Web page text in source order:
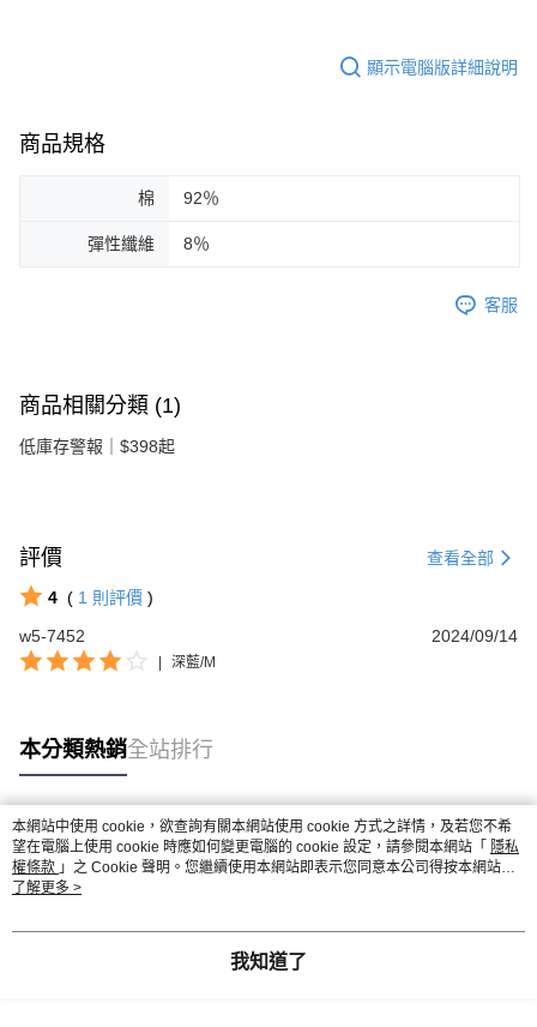
顯示電腦版詳細說明
商品規格
棉 92％
彈性纖維 8％
客服
商品相關分類 (1)
低庫存警報｜$398起
評價 查看全部
4 ( 1 則評價 )
w5-7452
2024/09/14
深藍/M
本分類熱銷全站排行
熱門標籤
本網站中使用 cookie，欲查詢有關本網站使用 cookie 方式之詳情，及若您不希
望在電腦上使用 cookie 時應如何變更電腦的 cookie 設定，請參閱本網站「 隱私
權條款 」之 Cookie 聲明。您繼續使用本網站即表示您同意本公司得按本網站使
用條款之 Cookie 聲明使用 cookie。
了解更多 >
我知道了